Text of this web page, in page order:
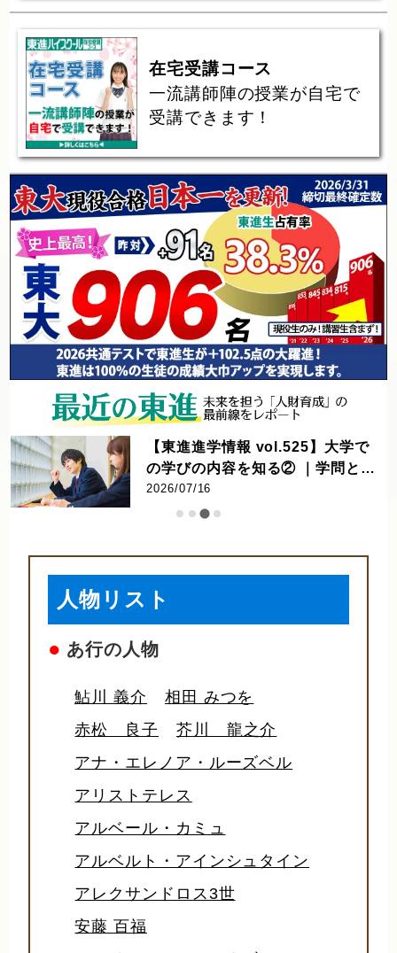
在宅受講コース
一流講師陣の授業が自宅で
受講できます！
「君の未来を考えるセミナー」 7/
17（金）19:30～Zoom 開催 第 3
3 回： AI 活用をリードする CAI
O・夏目亮太先生 君の未来が変わ
母対象 《参加無料》
2026/07/03
人物リスト
● あ行の人物
鮎川 義介
相田 みつを
赤松 良子
芥川 龍之介
アナ・エレノア・ルーズベル
アリストテレス
アルベール・カミュ
アルベルト・アインシュタイン
アレクサンドロス3世
安藤 百福